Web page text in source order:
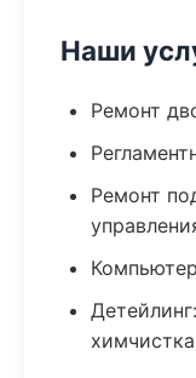
Наши
Ремонт
Ремонт
химчистка